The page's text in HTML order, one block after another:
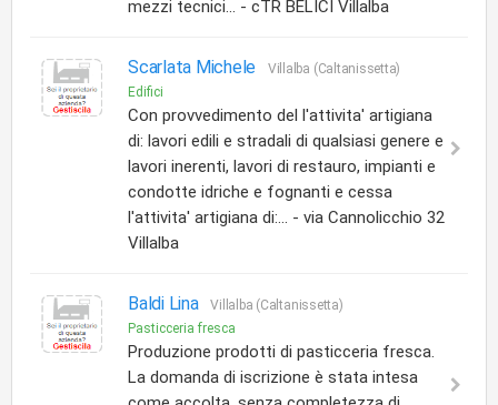
mezzi tecnici... - cTR BELICI Villalba
Scarlata Michele
Villalba (Caltanissetta)
Edifici
Con provvedimento del l'attivita' artigiana
di: lavori edili e stradali di qualsiasi genere e
lavori inerenti, lavori di restauro, impianti e
condotte idriche e fognanti e cessa
l'attivita' artigiana di:... - via Cannolicchio 32
Villalba
Baldi Lina
Villalba (Caltanissetta)
Pasticceria fresca
Produzione prodotti di pasticceria fresca.
La domanda di iscrizione è stata intesa